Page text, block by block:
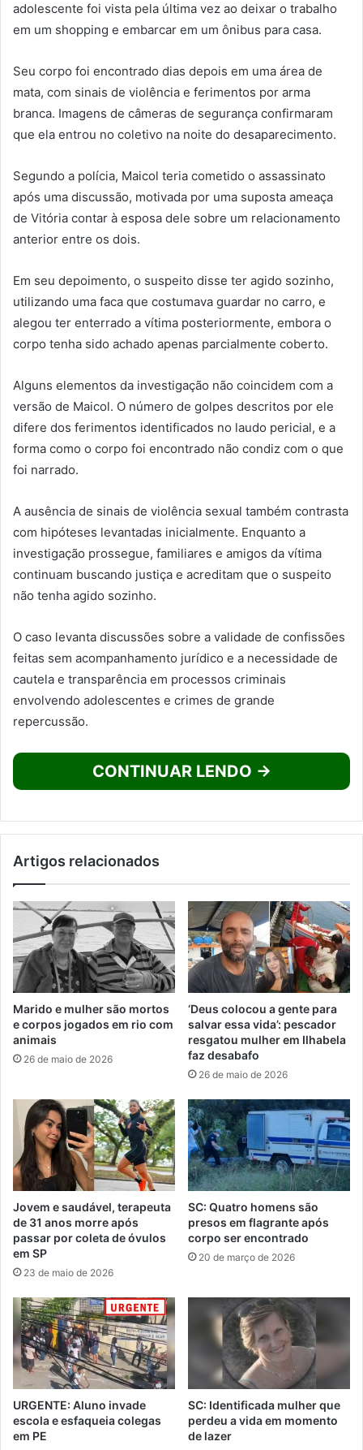
adolescente foi vista pela última vez ao deixar o trabalho
em um shopping e embarcar em um ônibus para casa.
Seu corpo foi encontrado dias depois em uma área de
mata, com sinais de violência e ferimentos por arma
branca. Imagens de câmeras de segurança confirmaram
que ela entrou no coletivo na noite do desaparecimento.
Segundo a polícia, Maicol teria cometido o assassinato
após uma discussão, motivada por uma suposta ameaça
de Vitória contar à esposa dele sobre um relacionamento
anterior entre os dois.
Em seu depoimento, o suspeito disse ter agido sozinho,
utilizando uma faca que costumava guardar no carro, e
alegou ter enterrado a vítima posteriormente, embora o
corpo tenha sido achado apenas parcialmente coberto.
Alguns elementos da investigação não coincidem com a
versão de Maicol. O número de golpes descritos por ele
difere dos ferimentos identificados no laudo pericial, e a
forma como o corpo foi encontrado não condiz com o que
foi narrado.
A ausência de sinais de violência sexual também contrasta
com hipóteses levantadas inicialmente. Enquanto a
investigação prossegue, familiares e amigos da vítima
continuam buscando justiça e acreditam que o suspeito
não tenha agido sozinho.
O caso levanta discussões sobre a validade de confissões
feitas sem acompanhamento jurídico e a necessidade de
cautela e transparência em processos criminais
envolvendo adolescentes e crimes de grande
repercussão.
CONTINUAR LENDO →
Artigos relacionados
Marido e mulher são mortos
e corpos jogados em rio com
animais
26 de maio de 2026
‘Deus colocou a gente para
salvar essa vida’: pescador
resgatou mulher em Ilhabela
faz desabafo
26 de maio de 2026
Jovem e saudável, terapeuta
de 31 anos morre após
passar por coleta de óvulos
em SP
23 de maio de 2026
SC: Quatro homens são
presos em flagrante após
corpo ser encontrado
20 de março de 2026
URGENTE: Aluno invade
escola e esfaqueia colegas
em PE
SC: Identificada mulher que
perdeu a vida em momento
de lazer